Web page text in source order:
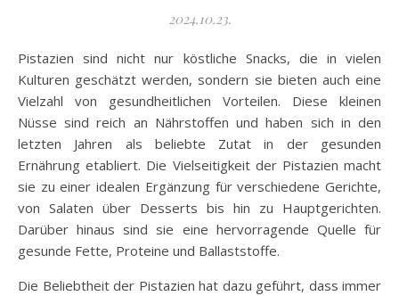
2024.10.23.
Pistazien sind nicht nur köstliche Snacks, die in vielen
Kulturen geschätzt werden, sondern sie bieten auch eine
Vielzahl von gesundheitlichen Vorteilen. Diese kleinen
Nüsse sind reich an Nährstoffen und haben sich in den
letzten Jahren als beliebte Zutat in der gesunden
Ernährung etabliert. Die Vielseitigkeit der Pistazien macht
sie zu einer idealen Ergänzung für verschiedene Gerichte,
von Salaten über Desserts bis hin zu Hauptgerichten.
Darüber hinaus sind sie eine hervorragende Quelle für
gesunde Fette, Proteine und Ballaststoffe.
Die Beliebtheit der Pistazien hat dazu geführt, dass immer